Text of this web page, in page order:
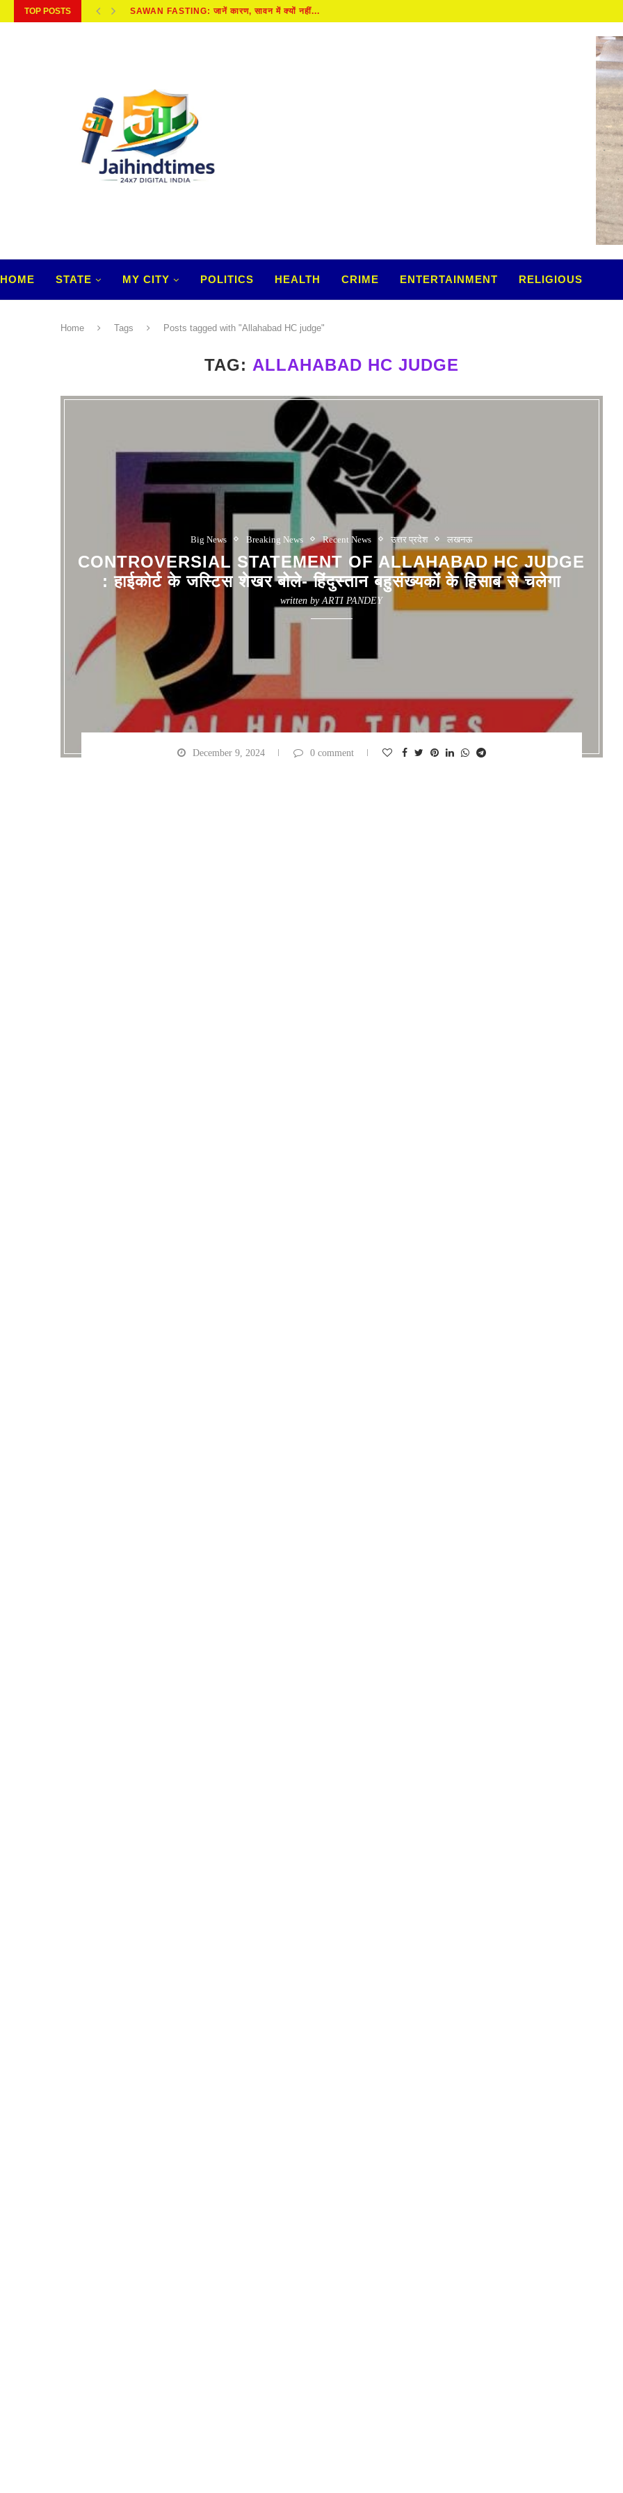
TOP POSTS BREAKING NEWS:अतीक अहमद के बेटे की मौत, कार...
HOME STATE MY CITY POLITICS HEALTH CRIME ENTERTAINMENT RELIGIOUS
Home Tags Posts tagged with "Allahabad HC judge"
TAG: ALLAHABAD HC JUDGE
Big News Breaking News Recent News उत्तर प्रदेश लखनऊ
CONTROVERSIAL STATEMENT OF ALLAHABAD HC JUDGE
: हाईकोर्ट के जस्टिस शेखर बोले- हिंदुस्तान बहुसंख्यकों के हिसाब से चलेगा
written byARTI PANDEY
December 9, 2024 0 comment